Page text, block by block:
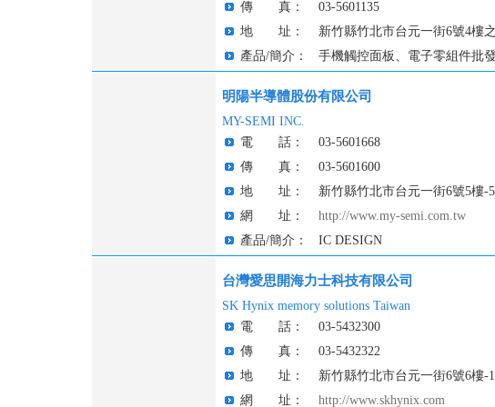
傳 真：
03-5601135
地 址：
新竹縣竹北市台元一街6號4樓
產品/簡介：
手機觸控面板、電子零組件批
明陽半導體股份有限公司
MY-SEMI INC.
電 話：
03-5601668
傳 真：
03-5601600
地 址：
新竹縣竹北市台元一街6號5樓-5
網 址：
http://www.my-semi.com.tw
產品/簡介：
IC DESIGN
台灣愛思開海力士科技有限公司
SK Hynix memory solutions Taiwan
電 話：
03-5432300
傳 真：
03-5432322
地 址：
新竹縣竹北市台元一街6號6樓-1
網 址：
http://www.skhynix.com